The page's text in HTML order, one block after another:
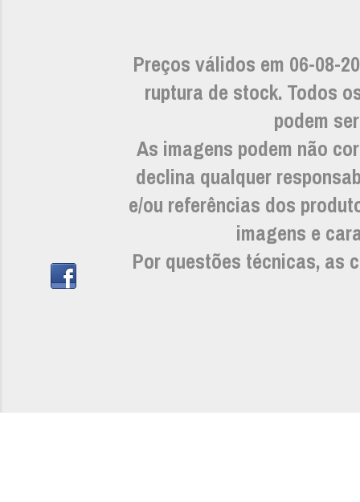
Preços válidos em 06-08-
ruptura de stock. Todos
podem
As imagens podem não
declina qualquer
e/ou referências dos
imagens e
Por questões técnicas, as